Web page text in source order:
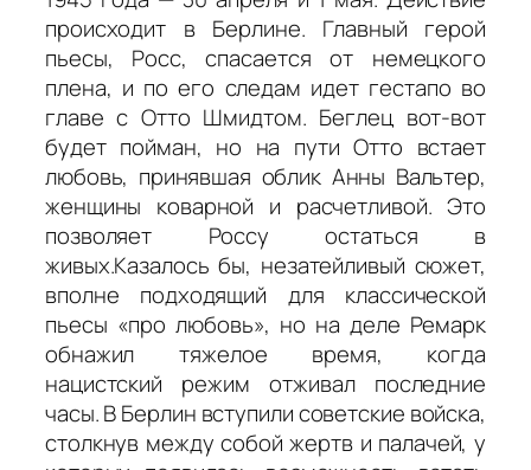
происходит в Берлине. Главный герой
пьесы, Росс, спасается от немецкого
плена, и по его следам идет гестапо во
главе с Отто Шмидтом. Беглец вот-вот
будет пойман, но на пути Отто встает
любовь, принявшая облик Анны Вальтер,
женщины коварной и расчетливой. Это
позволяет Россу остаться в
живых.Казалось бы, незатейливый сюжет,
вполне подходящий для классической
пьесы «про любовь», но на деле Ремарк
обнажил тяжелое время, когда
нацистский режим отживал последние
часы. В Берлин вступили советские войска,
столкнув между собой жертв и палачей, у